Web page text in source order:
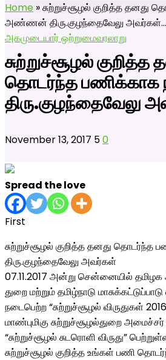
Home »சுற்றுச்சூழல் குறித்த தனது
அண்ணன் திரு.குழந்தைவேலு அவர்கள்…
அகமுடையார் ஒற்றுமைவரலாறு
சுற்றுச்சூழல் குறித்த
தொடர்ந்த
திரு.குழந்தைவேலு
November 13, 2017 50
Spread the love
First
சுற்றுச்சூழல் குறித்த தனது
திரு.குழந்தைவேலு அவர்கள்
07.11.2017 அன்று சென்னையில் தமிழக
துறை மற்றும் தமிழ்நாடு
நடைபெற்ற “சுற்றுச்சூழல் விருதுகள்
மாண்புமிகு சுற்றுச்சூழல்துறை
“சுற்றுச்சூழல் சுடரொளி விருது”
சுற்றுச்சூழல் குறித்த உங்கள் பணி